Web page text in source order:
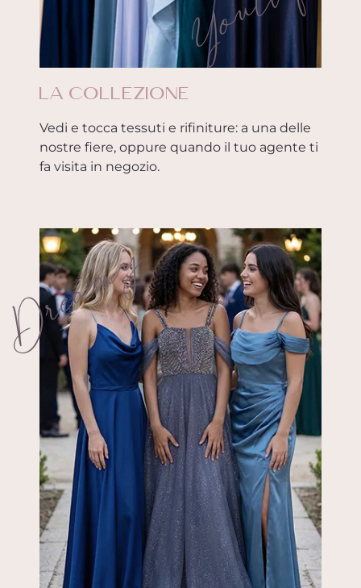
LA COLLEZIONE
Vedi e tocca tessuti e rifiniture: a una delle
nostre fiere, oppure quando il tuo agente ti
fa visita in negozio.